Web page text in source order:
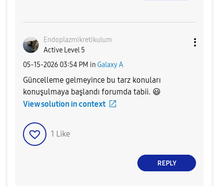
Endoplazmikretikulum
Active Level 5
‎05-15-2026 03:54 PM in Galaxy A
Güncelleme gelmeyince bu tarz konuları
konuşulmaya başlandı forumda tabii. 😃
View solution in context
1 Like
REPLY